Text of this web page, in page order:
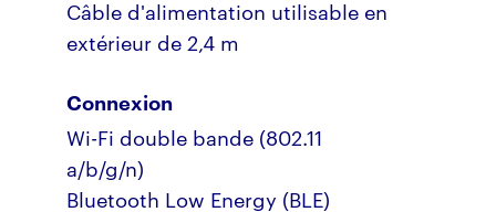
Câble d'alimentation utilisable en
extérieur de 2,4 m
Connexion
Wi-Fi double bande (802.11
a/b/g/n)
Bluetooth Low Energy (BLE)